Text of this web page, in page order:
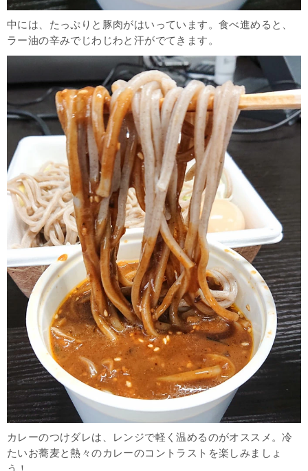
中には、たっぷりと豚肉がはいっています。食べ進めると、
ラー油の辛みでじわじわと汗がでてきます。
カレーのつけダレは、レンジで軽く温めるのがオススメ。冷
たいお蕎麦と熱々のカレーのコントラストを楽しみましょ